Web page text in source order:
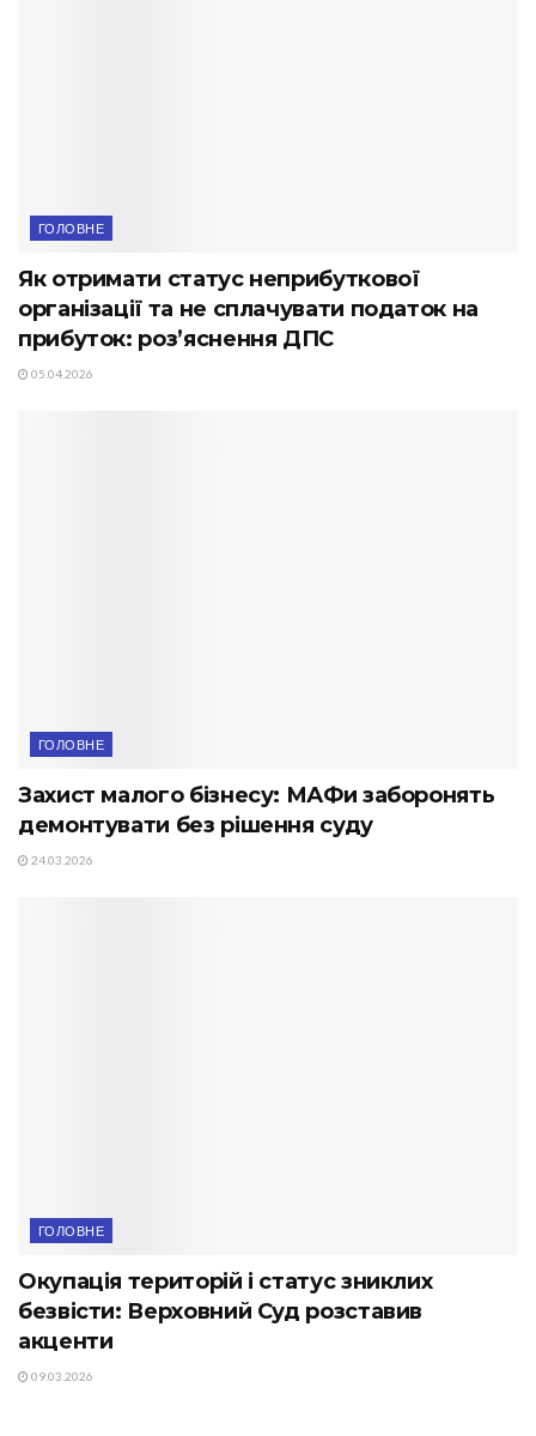
ГОЛОВНЕ
Як отримати статус неприбуткової
організації та не сплачувати податок на
прибуток: роз’яснення ДПС
05.04.2026
ГОЛОВНЕ
Захист малого бізнесу: МАФи заборонять
демонтувати без рішення суду
24.03.2026
ГОЛОВНЕ
Окупація територій і статус зниклих
безвісти: Верховний Суд розставив
акценти
09.03.2026